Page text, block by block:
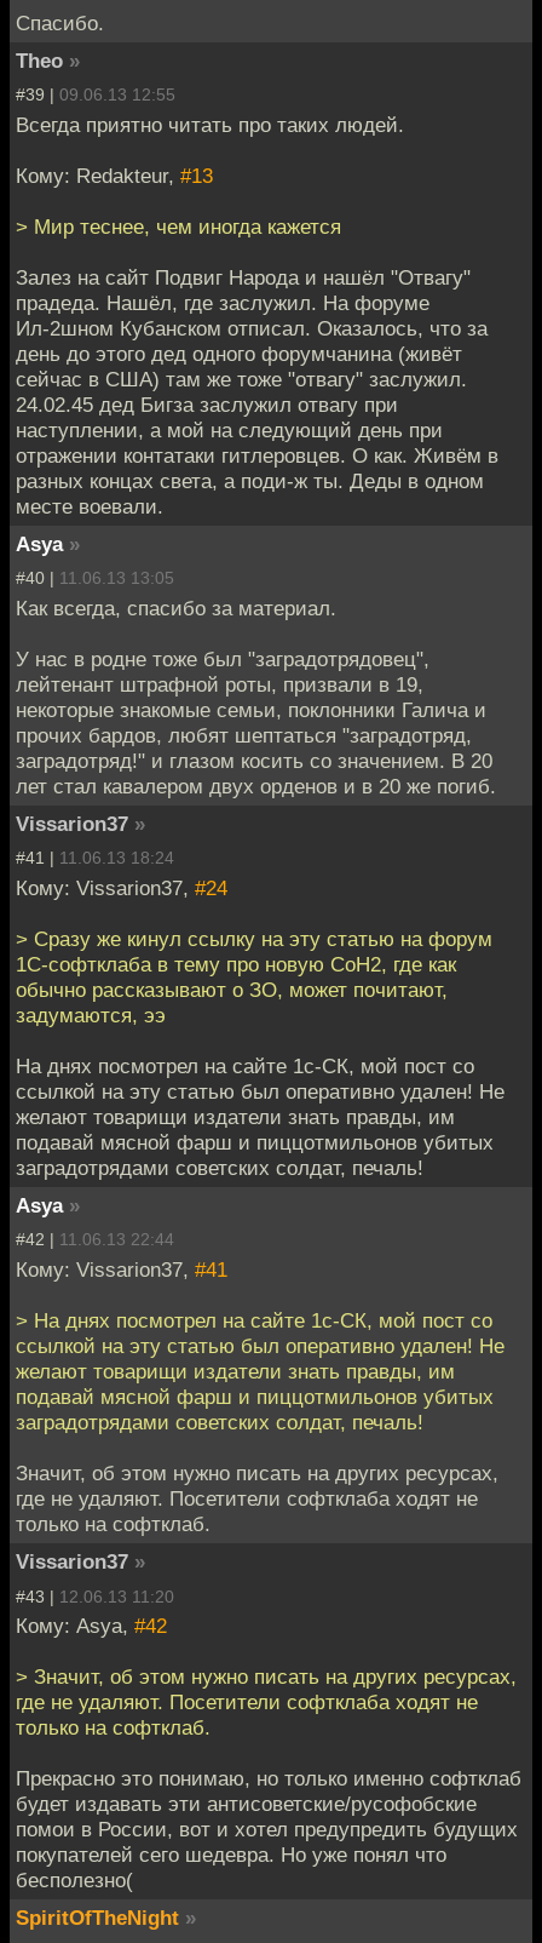
Спасибо.
Theo »
#39 | 09.06.13 12:55
Всегда приятно читать про таких людей.
Кому: Redakteur, #13
> Мир теснее, чем иногда кажется
Залез на сайт Подвиг Народа и нашёл "Отвагу"
прадеда. Нашёл, где заслужил. На форуме
Ил-2шном Кубанском отписал. Оказалось, что за
день до этого дед одного форумчанина (живёт
сейчас в США) там же тоже "отвагу" заслужил.
24.02.45 дед Бигза заслужил отвагу при
наступлении, а мой на следующий день при
отражении контатаки гитлеровцев. О как. Живём в
разных концах света, а поди-ж ты. Деды в одном
месте воевали.
Asya »
#40 | 11.06.13 13:05
Как всегда, спасибо за материал.
У нас в родне тоже был "заградотрядовец",
лейтенант штрафной роты, призвали в 19,
некоторые знакомые семьи, поклонники Галича и
прочих бардов, любят шептаться "заградотряд,
заградотряд!" и глазом косить со значением. В 20
лет стал кавалером двух орденов и в 20 же погиб.
Vissarion37 »
#41 | 11.06.13 18:24
Кому: Vissarion37, #24
> Сразу же кинул ссылку на эту статью на форум
1С-софтклаба в тему про новую CoH2, где как
обычно рассказывают о ЗО, может почитают,
задумаются, ээ
На днях посмотрел на сайте 1с-СК, мой пост со
ссылкой на эту статью был оперативно удален! Не
желают товарищи издатели знать правды, им
подавай мясной фарш и пиццотмильонов убитых
заградотрядами советских солдат, печаль!
Asya »
#42 | 11.06.13 22:44
Кому: Vissarion37, #41
> На днях посмотрел на сайте 1с-СК, мой пост со
ссылкой на эту статью был оперативно удален! Не
желают товарищи издатели знать правды, им
подавай мясной фарш и пиццотмильонов убитых
заградотрядами советских солдат, печаль!
Значит, об этом нужно писать на других ресурсах,
где не удаляют. Посетители софтклаба ходят не
только на софтклаб.
Vissarion37 »
#43 | 12.06.13 11:20
Кому: Asya, #42
> Значит, об этом нужно писать на других ресурсах,
где не удаляют. Посетители софтклаба ходят не
только на софтклаб.
Прекрасно это понимаю, но только именно софтклаб
будет издавать эти антисоветские/русофобские
помои в России, вот и хотел предупредить будущих
покупателей сего шедевра. Но уже понял что
бесполезно(
SpiritOfTheNight »